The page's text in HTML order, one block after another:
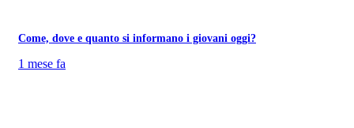
Come, dove e quanto si informano i giovani oggi?
1 mese fa